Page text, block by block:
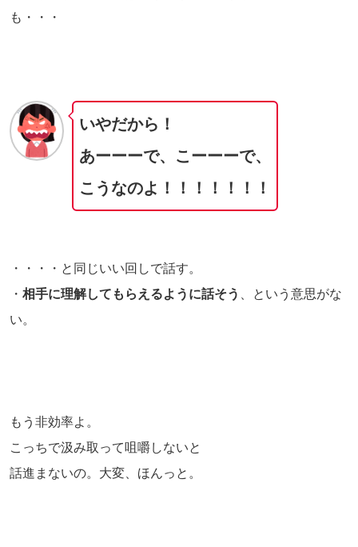
も・・・
いやだから！
あーーーで、こーーーで、
こうなのよ！！！！！！！
・・・・と同じいい回しで話す。
・ 相手に理解してもらえるように話そう 、という意思がな
い。
もう非効率よ。
こっちで汲み取って咀嚼しないと
話進まないの。大変、ほんっと。